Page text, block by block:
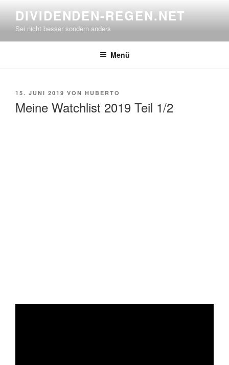
springen
DIVIDENDEN-REGEN.NET
Sei nicht besser sondern anders
Menü
VERÖFFENTLICHT
15. JUNI 2019 VON HUBERTO
Meine Watchlist 2019 Teil 1/2